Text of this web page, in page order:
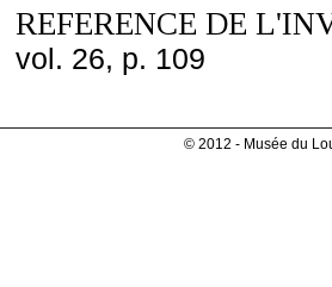
REFERENCE DE
vol. 26, p. 109
© 2012 - Musée du